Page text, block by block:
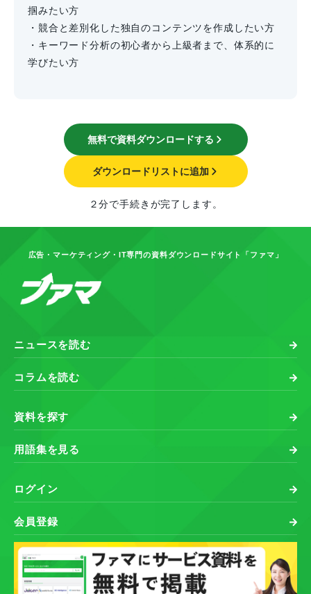
掴みたい方
・競合と差別化した独自のコンテンツを作成したい方
・キーワード分析の初心者から上級者まで、体系的に
学びたい方
無料で資料ダウンロードする
ダウンロードリストに追加
２分で手続きが完了します。
広告・マーケティング・IT専門の資料ダウンロードサイト「ファマ」
ニュースを読む
コラムを読む
資料を探す
用語集を見る
ログイン
会員登録